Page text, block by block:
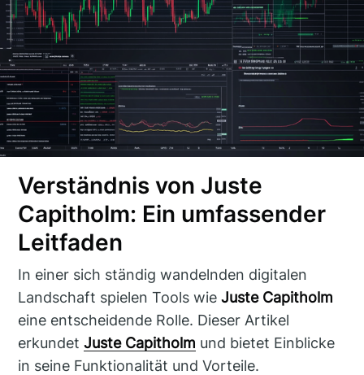
Verständnis von Juste
Capitholm: Ein umfassender
Leitfaden
In einer sich ständig wandelnden digitalen
Landschaft spielen Tools wieJuste Capitholm
eine entscheidende Rolle. Dieser Artikel
erkundetJuste Capitholm und bietet Einblicke
in seine Funktionalität und Vorteile.